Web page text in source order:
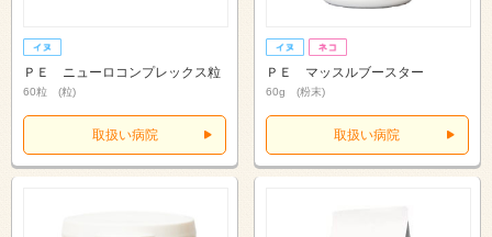
ＰＥ ニューロコンプレックス粒
60粒 (粒)
取扱い病院
ＰＥ マッスルブースター
60g (粉末)
取扱い病院